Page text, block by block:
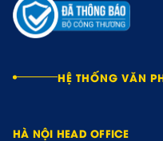
HỆ THỐNG VĂN
HÀ NỘI HEAD OFFICE